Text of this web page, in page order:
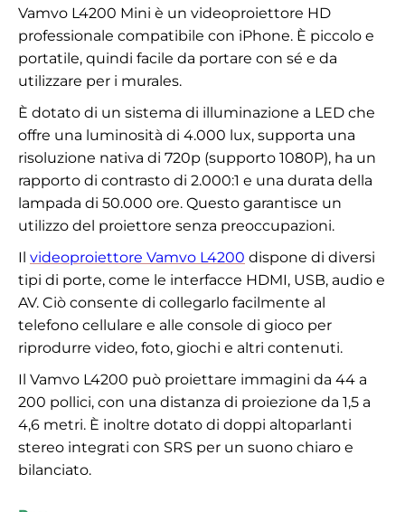
Vamvo L4200 Mini è un videoproiettore HD
professionale compatibile con iPhone. È piccolo e
portatile, quindi facile da portare con sé e da
utilizzare per i murales.
È dotato di un sistema di illuminazione a LED che
offre una luminosità di 4.000 lux, supporta una
risoluzione nativa di 720p (supporto 1080P), ha un
rapporto di contrasto di 2.000:1 e una durata della
lampada di 50.000 ore. Questo garantisce un
utilizzo del proiettore senza preoccupazioni.
Il videoproiettore Vamvo L4200 dispone di diversi
tipi di porte, come le interfacce HDMI, USB, audio e
AV. Ciò consente di collegarlo facilmente al
telefono cellulare e alle console di gioco per
riprodurre video, foto, giochi e altri contenuti.
Il Vamvo L4200 può proiettare immagini da 44 a
200 pollici, con una distanza di proiezione da 1,5 a
4,6 metri. È inoltre dotato di doppi altoparlanti
stereo integrati con SRS per un suono chiaro e
bilanciato.